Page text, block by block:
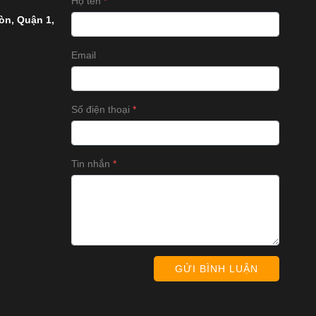
Quận 1,
Email
Số điện thoại
Tin nhắn
GỬI BÌNH LUẬN